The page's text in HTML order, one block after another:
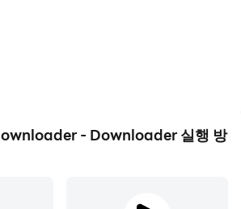
in HD quality.
manager can download
- Downloader 실행 방